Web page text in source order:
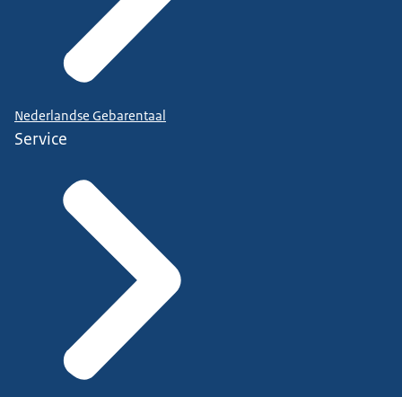
Nederlandse Gebarentaal
Service